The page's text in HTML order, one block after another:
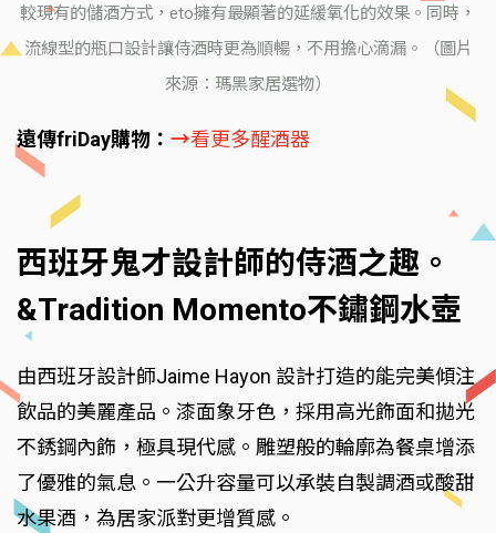
較現有的儲酒方式，eto擁有最顯著的延緩氧化的效果。同時，
流線型的瓶口設計讓侍酒時更為順暢，不用擔心滴漏。（圖片
來源：瑪黑家居選物）
遠傳friDay購物： →看更多醒酒器
西班牙鬼才設計師的侍酒之趣。
&Tradition Momento不鏽鋼水壺
由西班牙設計師Jaime Hayon 設計打造的能完美傾注
飲品的美麗產品。漆面象牙色，採用高光飾面和拋光
不銹鋼內飾，極具現代感。雕塑般的輪廓為餐桌增添
了優雅的氣息。一公升容量可以承裝自製調酒或酸甜
水果酒，為居家派對更增質感。